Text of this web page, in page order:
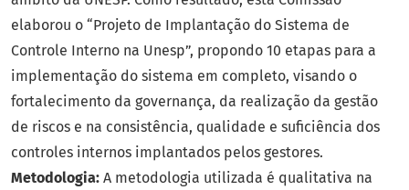
elaborou o “Projeto de Implantação do Sistema de
Controle Interno na Unesp”, propondo 10 etapas para a
implementação do sistema em completo, visando o
fortalecimento da governança, da realização da gestão
de riscos e na consistência, qualidade e suficiência dos
controles internos implantados pelos gestores.
Metodologia: A metodologia utilizada é qualitativa na